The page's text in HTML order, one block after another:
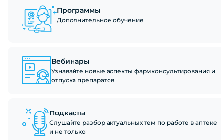
Программы
Дополнительное обучение
Вебинары
Узнавайте новые аспекты фармконсультирования и
отпуска препаратов
Подкасты
Слушайте разбор актуальных тем по работе в аптеке
и не только